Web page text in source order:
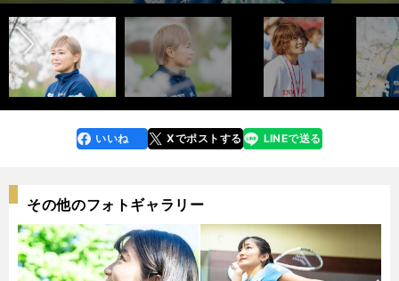
faceboo
k
いいね Xでポストする
line LINEで送る
その他のフォトギャラリー